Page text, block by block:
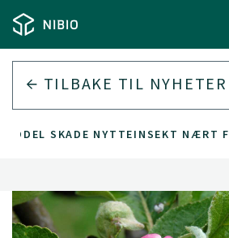
TILBAKE TIL NYHETER
SKADE NYTTEINSEKT NÆRT